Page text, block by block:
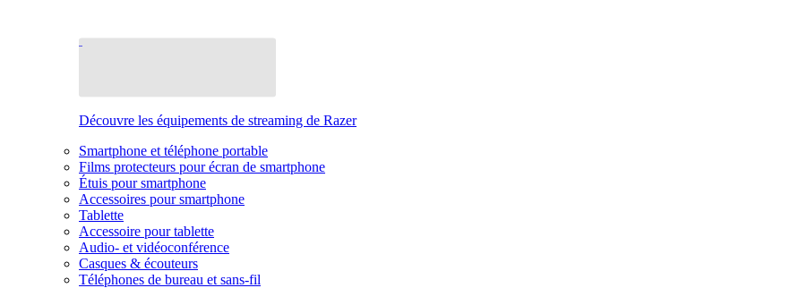
Découvre les équipements de streaming de Razer
Smartphone et téléphone portable
Films protecteurs pour écran de smartphone
Étuis pour smartphone
Accessoires pour smartphone
Tablette
Accessoire pour tablette
Audio- et vidéoconférence
Casques & écouteurs
Téléphones de bureau et sans-fil